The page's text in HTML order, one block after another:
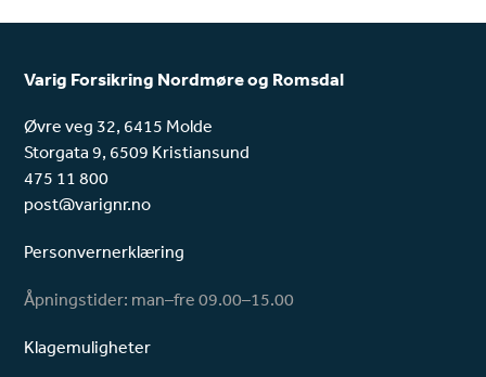
Varig Forsikring Nordmøre og Romsdal
Øvre veg 32, 6415 Molde
Storgata 9, 6509 Kristiansund
475 11 800
post@varignr.no
Personvernerklæring
Åpningstider: man–fre 09.00–15.00
Klagemuligheter